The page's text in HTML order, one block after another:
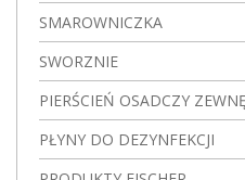
SMAROWNICZKA
SWORZNIE
PIERŚCIEŃ OSADCZY
PŁYNY DO DEZYNFEKCJI